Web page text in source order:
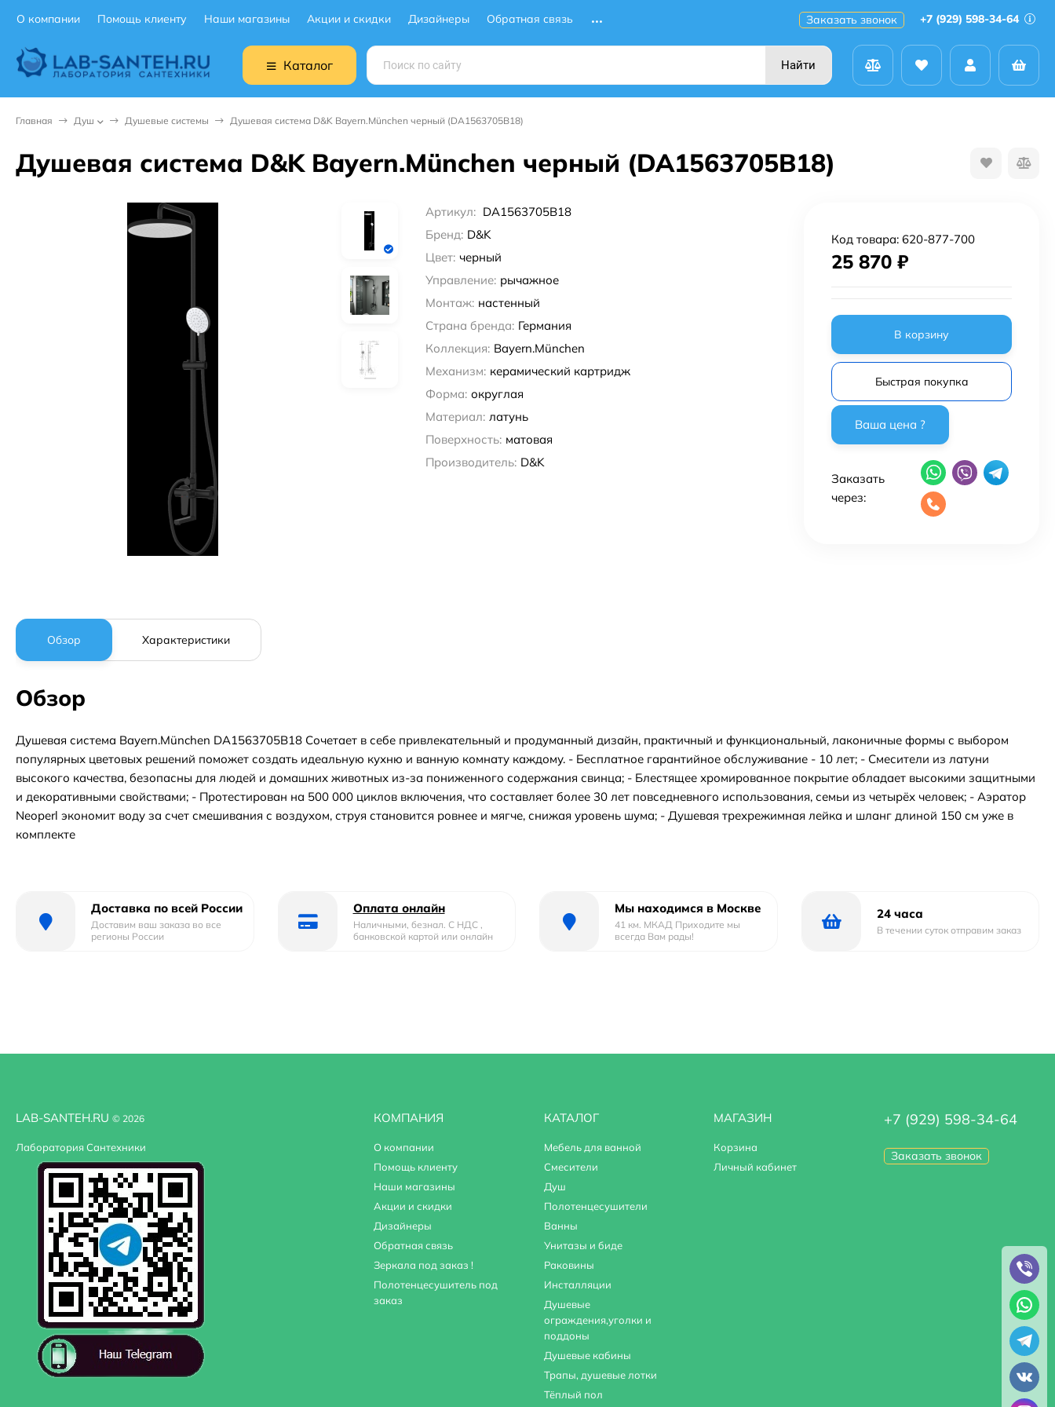
О компании Помощь клиенту Наши магазины Акции и скидки Дизайнеры Обратная связь Заказать звонок +7 (929) 598-34-64
Каталог Найти
Главная Душ Душевые системы Душевая система D&K Bayern.München черный (DA1563705B18)
Душевая система D&K Bayern.München черный (DA1563705B18)
Артикул: DA1563705B18
Бренд: D&K
Цвет: черный
Управление: рычажное
Монтаж: настенный
Страна бренда: Германия
Коллекция: Bayern.München
Механизм: керамический картридж
Форма: округлая
Материал: латунь
Поверхность: матовая
Производитель: D&K
Код товара: 620-877-700
25 870 ₽
В корзину
Быстрая покупка
Заказать
через:
Обзор Характеристики
Обзор
Душевая система Bayern.München DA1563705B18 Сочетает в себе привлекательный и продуманный дизайн, практичный и функциональный, лаконичные формы с выбором
популярных цветовых решений поможет создать идеальную кухню и ванную комнату каждому. - Бесплатное гарантийное обслуживание - 10 лет; - Смесители из латуни
высокого качества, безопасны для людей и домашних животных из-за пониженного содержания свинца; - Блестящее хромированное покрытие обладает высокими защитными
и декоративными свойствами; - Протестирован на 500 000 циклов включения, что составляет более 30 лет повседневного использования, семьи из четырёх человек; - Аэратор
Neoperl экономит воду за счет смешивания с воздухом, струя становится ровнее и мягче, снижая уровень шума; - Душевая трехрежимная лейка и шланг длиной 150 см уже в
комплекте
Доставка по всей России
Доставим ваш заказа во все
регионы России
Оплата онлайн
Наличными, безнал. С НДС ,
банковской картой или онлайн
Мы находимся в Москве
41 км. МКАД Приходите мы
всегда Вам рады!
24 часа
В течении суток отправим заказ
LAB-SANTEH.RU © 2026
Лаборатория Сантехники
КОМПАНИЯ
О компании
Помощь клиенту
Наши магазины
Акции и скидки
Дизайнеры
Обратная связь
Зеркала под заказ !
Полотенцесушитель под
заказ
КАТАЛОГ
Мебель для ванной
Смесители
Душ
Полотенцесушители
Ванны
Унитазы и биде
Раковины
Инсталляции
Душевые
ограждения,уголки и
поддоны
Душевые кабины
Трапы, душевые лотки
Тёплый пол
МАГАЗИН
Корзина
Личный кабинет
+7 (929) 598-34-64
Заказать звонок